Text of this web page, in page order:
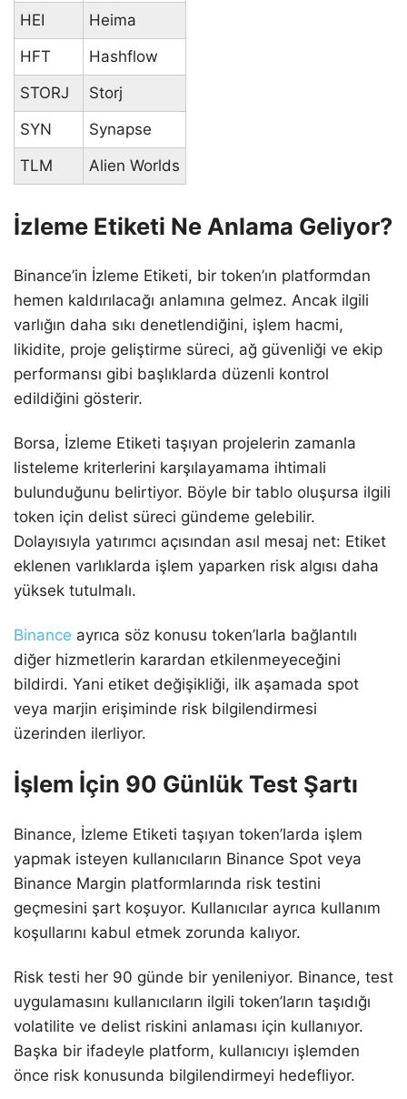
HEI
Heima
HFT
Hashflow
STORJ
Storj
SYN
Synapse
TLM
Alien Worlds
İzleme Etiketi Ne Anlama Geliyor?
Binance’in İzleme Etiketi, bir token’ın platformdan
hemen kaldırılacağı anlamına gelmez. Ancak ilgili
varlığın daha sıkı denetlendiğini, işlem hacmi,
likidite, proje geliştirme süreci, ağ güvenliği ve ekip
performansı gibi başlıklarda düzenli kontrol
edildiğini gösterir.
Borsa, İzleme Etiketi taşıyan projelerin zamanla
listeleme kriterlerini karşılayamama ihtimali
bulunduğunu belirtiyor. Böyle bir tablo oluşursa ilgili
token için delist süreci gündeme gelebilir.
Dolayısıyla yatırımcı açısından asıl mesaj net: Etiket
eklenen varlıklarda işlem yaparken risk algısı daha
yüksek tutulmalı.
Binance ayrıca söz konusu token’larla bağlantılı
diğer hizmetlerin karardan etkilenmeyeceğini
bildirdi. Yani etiket değişikliği, ilk aşamada spot
veya marjin erişiminde risk bilgilendirmesi
üzerinden ilerliyor.
İşlem İçin 90 Günlük Test Şartı
Binance, İzleme Etiketi taşıyan token’larda işlem
yapmak isteyen kullanıcıların Binance Spot veya
Binance Margin platformlarında risk testini
geçmesini şart koşuyor. Kullanıcılar ayrıca kullanım
koşullarını kabul etmek zorunda kalıyor.
Risk testi her 90 günde bir yenileniyor. Binance, test
uygulamasını kullanıcıların ilgili token’ların taşıdığı
volatilite ve delist riskini anlaması için kullanıyor.
Başka bir ifadeyle platform, kullanıcıyı işlemden
önce risk konusunda bilgilendirmeyi hedefliyor.